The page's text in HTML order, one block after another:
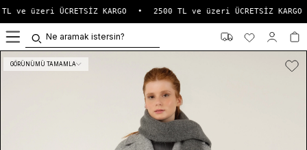
ve üzeri ÜCRETSİZ KARGO 2500 TL ve üzeri ÜCRETSİZ KARGO
GÖRÜNÜMÜ TAMAMLA